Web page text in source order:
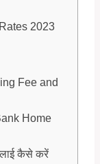
2023
Fee and
Home
कैसे करें